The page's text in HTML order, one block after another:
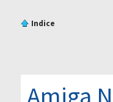
Indice
Amiga